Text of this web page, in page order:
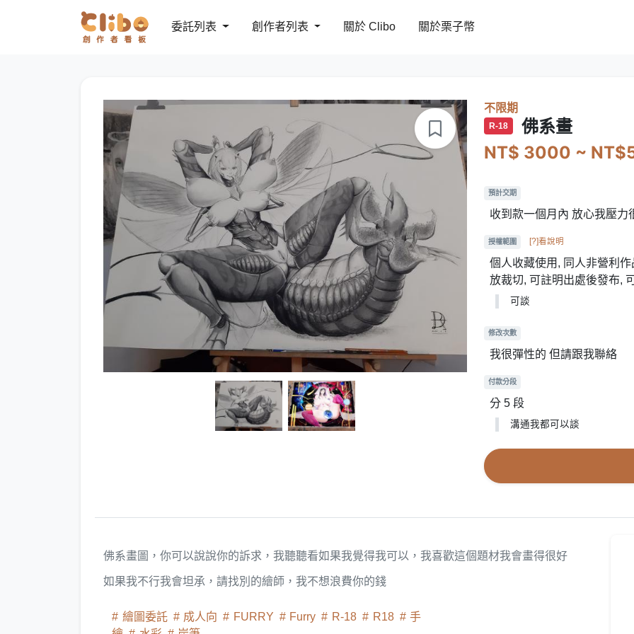
委託列表 創作者列表 關於 Clibo 關於栗子幣
不限期
R-18
佛系畫
NT$ 3000 ~
預計交期
收到款一個月內 放心我壓力
授權範圍 [?]看說明
個人收藏使用, 同人非營利
放裁切, 可註明出處後發布,
可談
修改次數
我很彈性的 但請跟我聯絡
付款分段
分 5 段
溝通我都可以談
佛系畫圖，你可以說說你的訴求，我聽聽看如果我覺得我可以，我喜歡這個題材我會畫得很好
如果我不行我會坦承，請找別的繪師，我不想浪費你的錢
繪圖委託 成人向 FURRY Furry R-18 R18
手